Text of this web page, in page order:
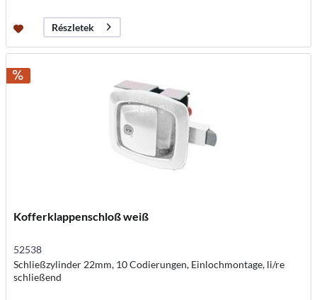
Részletek
Kofferklappenschloß weiß
52538
Schließzylinder 22mm, 10 Codierungen, Einlochmontage, li/re
schließend